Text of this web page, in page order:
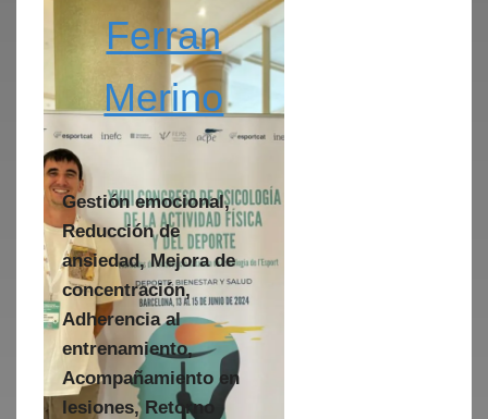
Ferran
Merino
Gestión emocional,
Reducción de
ansiedad, Mejora de
concentración,
Adherencia al
entrenamiento,
Acompañamiento en
lesiones, Retorno